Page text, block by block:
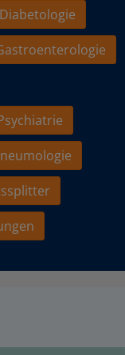
Diabetologie